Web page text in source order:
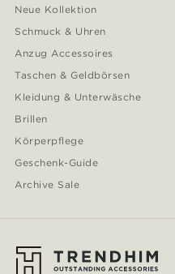
Neue Kollektion
Schmuck & Uhren
Anzug Accessoires
Taschen & Geldbörsen
Kleidung & Unterwäsche
Brillen
Körperpflege
Geschenk-Guide
Archive Sale